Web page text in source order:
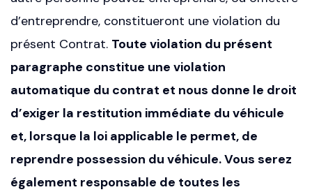
d’entreprendre, constitueront une violation du
présent Contrat. Toute violation du présent
paragraphe constitue une violation
automatique du contrat et nous donne le droit
d’exiger la restitution immédiate du véhicule
et, lorsque la loi applicable le permet, de
reprendre possession du véhicule. Vous serez
également responsable de toutes les